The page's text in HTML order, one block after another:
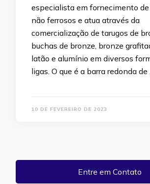
especialista em fornecimento
não ferrosos e atua através da
comercialização de tarugos de
buchas de bronze, bronze
latão e alumínio em diversos
ligas. O que é a barra redonda de
10 DE FEVEREIRO DE 2023
Entre em Contato